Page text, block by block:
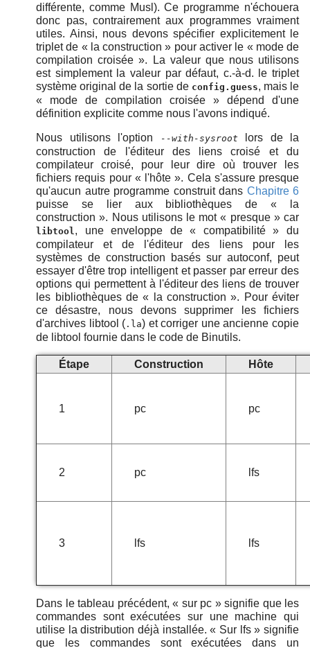
différente, comme Musl). Ce programme n'échouera
donc pas, contrairement aux programmes vraiment
utiles. Ainsi, nous devons spécifier explicitement le
triplet de « la construction » pour activer le « mode de
compilation croisée ». La valeur que nous utilisons
est simplement la valeur par défaut, c.-à-d. le triplet
système original de la sortie de config.guess, mais le
« mode de compilation croisée » dépend d'une
définition explicite comme nous l'avons indiqué.
Nous utilisons l'option --with-sysroot
lors de la
construction de l'éditeur des liens croisé et du
compilateur croisé, pour leur dire où trouver les
fichiers requis pour « l'hôte ». Cela s'assure presque
qu'aucun autre programme construit dans Chapitre 6
puisse se lier aux bibliothèques de«
la
construction ». Nous utilisons le mot« presque»car
libtool , une enveloppe de« compatibilité» du
compilateur et de l'éditeur des liens pour les
systèmes de construction basés sur autoconf, peut
essayer d'être trop intelligent et passer par erreur des
options qui permettent à l'éditeur des liens de trouver
les bibliothèques de« la construction ». Pour éviter
ce désastre, nous devons supprimer les fichiers
d'archives libtool ( .la) et corriger une ancienne copie
de libtool fournie dans le code de Binutils.
Étape Construction Hôte
1 pc pc
2 pc lfs
3 lfs lfs
Dans le tableau précédent,« sur pc »signifie que les
commandes sont exécutées sur une machine qui
utilise la distribution déjà installée.« Sur lfs» signifie
que les commandes sont exécutées dans un